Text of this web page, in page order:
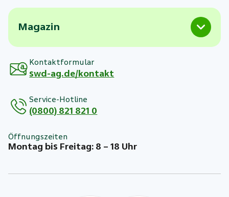
Magazin
Kontaktformular
swd-ag.de/kontakt
Service-Hotline
(0800) 821 821 0
Öffnungszeiten
Montag bis Freitag: 8 – 18 Uhr